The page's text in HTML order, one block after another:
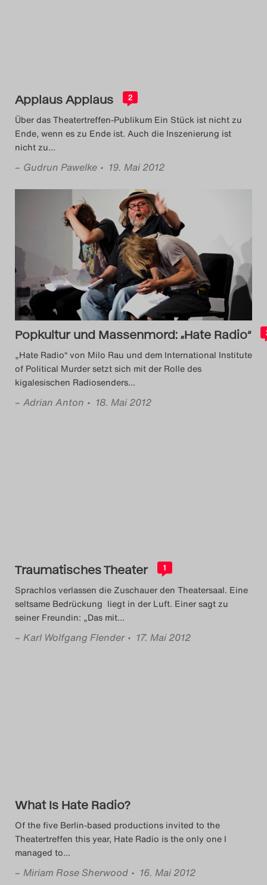
2015
Das Theatertreffen-Blog
Das Theatertreffen-Blog
2017
Das Theatertreffen-Blog
2018
Das Theatertreffen-Blog
2018 Alumni
Das Theatertreffen-Blog
2019
Das Theatertreffen-Blog
2023
Das Theatertreffen-Blog
2024
Nutzungsbedingungen
Search
Applaus Applaus 2
Über das Theatertreffen-Publikum Ein Stück ist nicht zu
Ende, wenn es zu Ende ist. Auch die Inszenierung ist
nicht zu…
– Gudrun Pawelke • 19. Mai 2012
Popkultur und Massenmord: „Hate Radio“
„Hate Radio“ von Milo Rau und dem International Institute
of Political Murder setzt sich mit der Rolle des
kigalesischen Radiosenders…
– Adrian Anton • 18. Mai 2012
Traumatisches Theater 1
Sprachlos verlassen die Zuschauer den Theatersaal. Eine
seltsame Bedrückung liegt in der Luft. Einer sagt zu
seiner Freundin: „Das mit…
– Karl Wolfgang Flender • 17. Mai 2012
What Is Hate Radio?
Of the five Berlin-based productions invited to the
Theatertreffen this year, Hate Radio is the only one I
managed to…
– Miriam Rose Sherwood • 16. Mai 2012